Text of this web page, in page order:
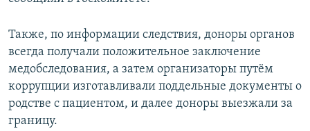
Также, по информации следствия, доноры органов
всегда получали положительное заключение
медобследования, а затем организаторы путём
коррупции изготавливали поддельные документы о
родстве с пациентом, и далее доноры выезжали за
границу.